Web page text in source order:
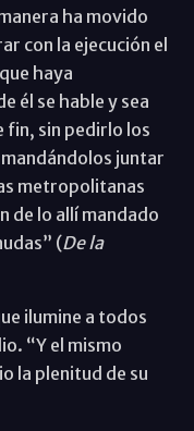
ha movido
con la ejecución el
haya
él se hable y sea
fin, sin pedirlo los
juntar
metropolitanas
de lo allí mandado
(De la
ilumine a todos
“Y el mismo
la plenitud de su